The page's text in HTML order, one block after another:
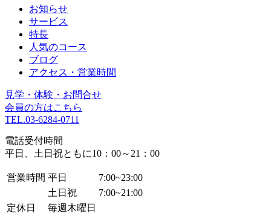
お知らせ
サービス
特長
人気のコース
ブログ
アクセス・営業時間
見学・体験・お問合せ
会員の方はこちら
TEL.03-6284-0711
電話受付時間
平日、土日祝ともに10：00～21：00
営業時間 平日
7:00~23:00
土日祝
7:00~21:00
定休日
毎週木曜日